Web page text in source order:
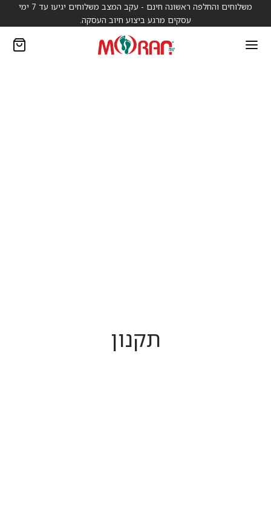
משלוחים והחלפה ראשונה חינם - עקב המצב משלוחים יגיעו עד 7 ימי
עסקים מרגע ביצוע חיוב העסקה.
תקנון